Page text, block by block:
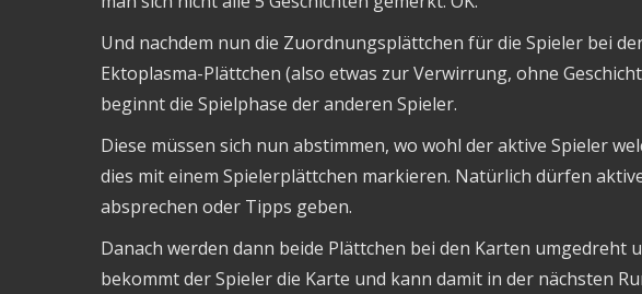
Und nachdem nun die Zuordnungsplättchen für die Spieler bei
Ektoplasma-Plättchen (also etwas zur Verwirrung, ohne
beginnt die Spielphase der anderen Spieler.
Diese müssen sich nun abstimmen, wo wohl der aktive Spieler
dies mit einem Spielerplättchen markieren. Natürlich dürfen
absprechen oder Tipps geben.
Danach werden dann beide Plättchen bei den Karten umgedreht
bekommt der Spieler die Karte und kann damit in der nächsten